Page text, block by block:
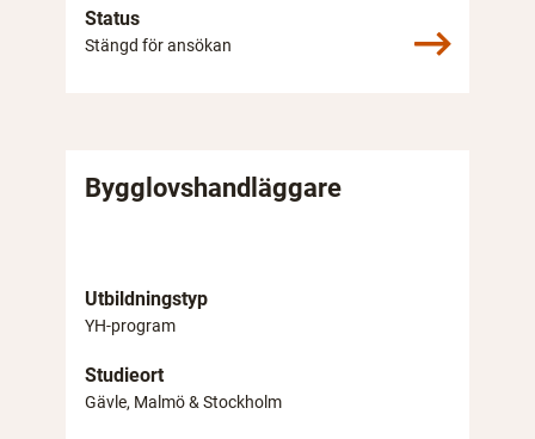
Status
Stängd för ansökan
Bygglovshandläggare
Utbildningstyp
YH-program
Studieort
Gävle, Malmö & Stockholm